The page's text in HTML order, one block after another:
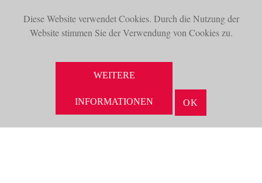
Diese Website verwendet Cookies. Durch die Nutzung der
Website stimmen Sie der Verwendung von Cookies zu.
WEITERE
INFORMATIONEN OK